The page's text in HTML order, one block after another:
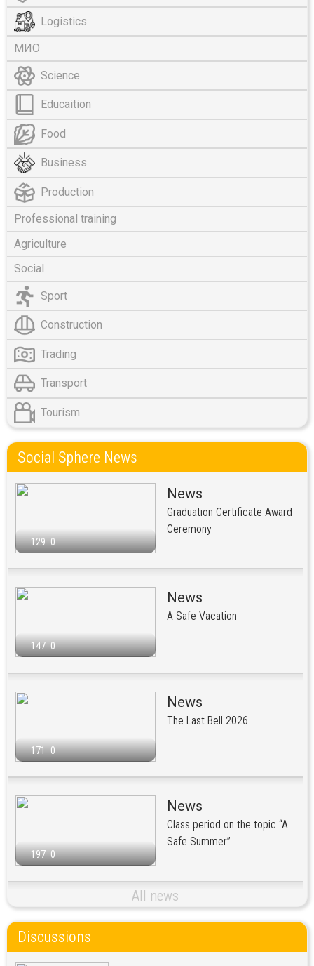
Logistics
МИО
Science
Educaition
Food
Business
Production
Professional training
Agriculture
Social
Sport
Construction
Trading
Transport
Tourism
Social Sphere News
129 0
News
Graduation Certificate Award
Ceremony
147 0
News
A Safe Vacation
171 0
News
The Last Bell 2026
197 0
News
Class period on the topic “A
Safe Summer”
All news
Discussions